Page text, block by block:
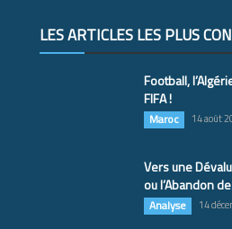
LES ARTICLES LES PLUS
Football,
FIFA !
Maroc 14 août
Vers une
ou l’Abandon
Analyse 14